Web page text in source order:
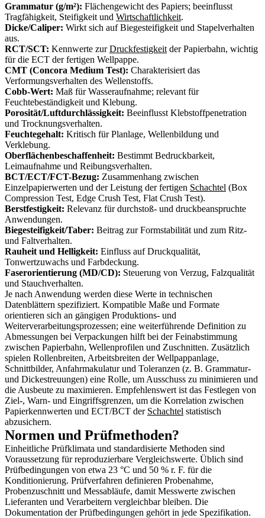
Grammatur (g/m²): Flächengewicht des Papiers; beeinflusst
Tragfähigkeit, Steifigkeit und Wirtschaftlichkeit.
Dicke/Caliper: Wirkt sich auf Biegesteifigkeit und Stapelverhalten
aus.
RCT/SCT: Kennwerte zurDruckfestigkeit der Papierbahn, wichtig
für die ECT der fertigen Wellpappe.
CMT (Concora Medium Test): Charakterisiert das
Verformungsverhalten des Wellenstoffs.
Cobb-Wert: Maß für Wasseraufnahme; relevant für
Feuchtebeständigkeit und Klebung.
Porosität/Luftdurchlässigkeit: Beeinflusst Klebstoffpenetration
und Trocknungsverhalten.
Feuchtegehalt: Kritisch für Planlage, Wellenbildung und
Verklebung.
Oberflächenbeschaffenheit: Bestimmt Bedruckbarkeit,
Leimaufnahme und Reibungsverhalten.
BCT/ECT/FCT-Bezug: Zusammenhang zwischen
Einzelpapierwerten und der Leistung der fertigen Schachtel (Box
Compression Test, Edge Crush Test, Flat Crush Test).
Berstfestigkeit: Relevanz für durchstoß- und druckbeanspruchte
Anwendungen.
Biegesteifigkeit/Taber: Beitrag zur Formstabilität und zum Ritz-
und Faltverhalten.
Rauheit und Helligkeit: Einfluss auf Druckqualität,
Tonwertzuwachs und Farbdeckung.
Faserorientierung (MD/CD): Steuerung von Verzug, Falzqualität
und Stauchverhalten.
Je nach Anwendung werden diese Werte in technischen
Datenblättern spezifiziert. Kompatible Maße und Formate
orientieren sich an gängigen Produktions- und
Weiterverarbeitungsprozessen; eine weiterführende Definition zu
Abmessungen bei Verpackungen hilft bei der Feinabstimmung
zwischen Papierbahn, Wellenprofilen und Zuschnitten. Zusätzlich
spielen Rollenbreiten, Arbeitsbreiten der Wellpappanlage,
Schnittbilder, Anfahrmakulatur und Toleranzen (z. B. Grammatur-
und Dickestreuungen) eine Rolle, um Ausschuss zu minimieren und
die Ausbeute zu maximieren. Empfehlenswert ist das Festlegen von
Ziel-, Warn- und Eingriffsgrenzen, um die Korrelation zwischen
Papierkennwerten und ECT/BCT der Schachtel statistisch
abzusichern.
Normen und Prüfmethoden?
Einheitliche Prüfklimata und standardisierte Methoden sind
Voraussetzung für reproduzierbare Vergleichswerte. Üblich sind
Prüfbedingungen von etwa 23 °C und 50 % r. F. für die
Konditionierung. Prüfverfahren definieren Probenahme,
Probenzuschnitt und Messabläufe, damit Messwerte zwischen
Lieferanten und Verarbeitern vergleichbar bleiben. Die
Dokumentation der Prüfbedingungen gehört in jede Spezifikation.